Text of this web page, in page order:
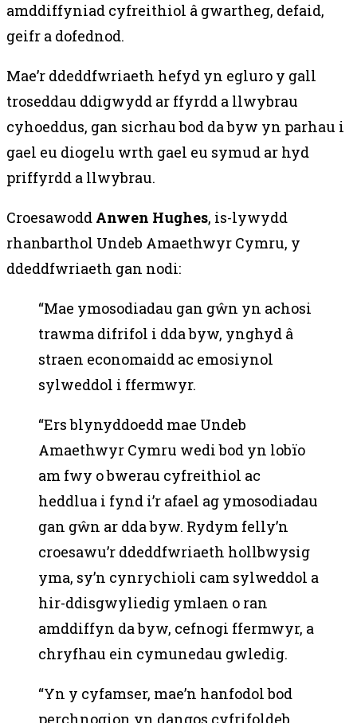
amddiffyniad cyfreithiol â gwartheg, defaid,
geifr a dofednod.
Mae’r ddeddfwriaeth hefyd yn egluro y gall
troseddau ddigwydd ar ffyrdd a llwybrau
cyhoeddus, gan sicrhau bod da byw yn parhau i
gael eu diogelu wrth gael eu symud ar hyd
priffyrdd a llwybrau.
Croesawodd Anwen Hughes, is-lywydd
rhanbarthol Undeb Amaethwyr Cymru, y
ddeddfwriaeth gan nodi:
“Mae ymosodiadau gan gŵn yn achosi
trawma difrifol i dda byw, ynghyd â
straen economaidd ac emosiynol
sylweddol i ffermwyr.
“Ers blynyddoedd mae Undeb
Amaethwyr Cymru wedi bod yn lobïo
am fwy o bwerau cyfreithiol ac
heddlua i fynd i’r afael ag ymosodiadau
gan gŵn ar dda byw. Rydym felly’n
croesawu’r ddeddfwriaeth hollbwysig
yma, sy’n cynrychioli cam sylweddol a
hir-ddisgwyliedig ymlaen o ran
amddiffyn da byw, cefnogi ffermwyr, a
chryfhau ein cymunedau gwledig.
“Yn y cyfamser, mae’n hanfodol bod
perchnogion yn dangos cyfrifoldeb